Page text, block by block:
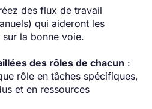
des flux de travail
qui aideront les
la bonne voie.
des rôles de chacun :
rôle en tâches spécifiques,
et en ressources